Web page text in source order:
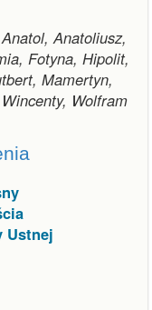
Anatoliusz,
Fotyna, Hipolit,
Mamertyn,
Wolfram
Ustnej